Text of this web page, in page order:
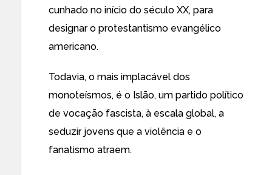
cunhado no início do século XX, para
designar o protestantismo evangélico
americano.
Todavia, o mais implacável dos
monoteísmos, é o Islão, um partido político
de vocação fascista, à escala global, a
seduzir jovens que a violência e o
fanatismo atraem.